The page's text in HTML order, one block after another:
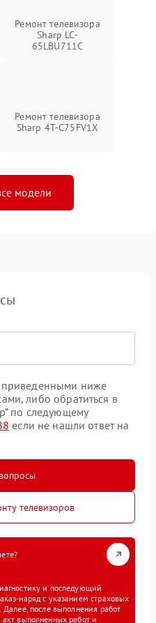
Ремонт телевизора
Sharp LC-
65LBU711C
Ремонт телевизора
Sharp 4T-C75FV1X
модели
приведенными ниже
либо обратиться в
по следующему
если не нашли ответ на
телевизоров
и последующий
наряд с указанием страховых
Далее, после выполнения работ
выполненных работ и